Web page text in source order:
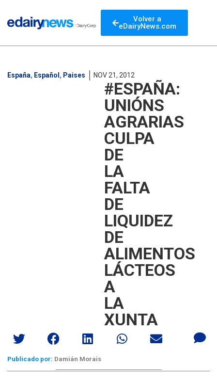
Volver a
eDairyNews.com
España, Español , Paises NOV 21, 2012
#ESPAÑA:
UNIÓNS
AGRARIAS
CULPA
DE
LA
FALTA
DE
LIQUIDEZ
DE
ALIMENTOS
LÁCTEOS
A
LA
XUNTA
Publicado por: Damián Morais